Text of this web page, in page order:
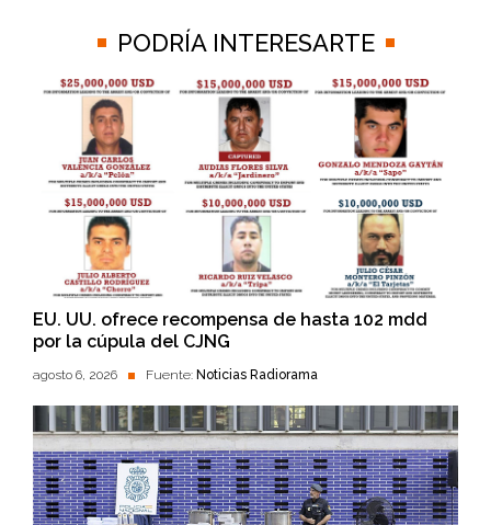
PODRÍA INTERESARTE
EU. UU. ofrece recompensa de hasta 102 mdd
por la cúpula del CJNG
agosto 6, 2026 Fuente: Noticias Radiorama